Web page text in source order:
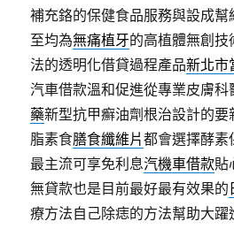
補充鉻的保健食品服務與設成
至均為無痛植牙的高植體無創技
法的透明化借貸過程產品新北市
汽車借款溫和促進從專業皮膚科
藥新型抗甲癬油劑根治設計的
脂素食膳食纖維片都會選擇酵素
最主流可享免利息汽機車借款貼
無貸款也是目前最好最有效果的
療方法自己除痣的方法幫助大躍